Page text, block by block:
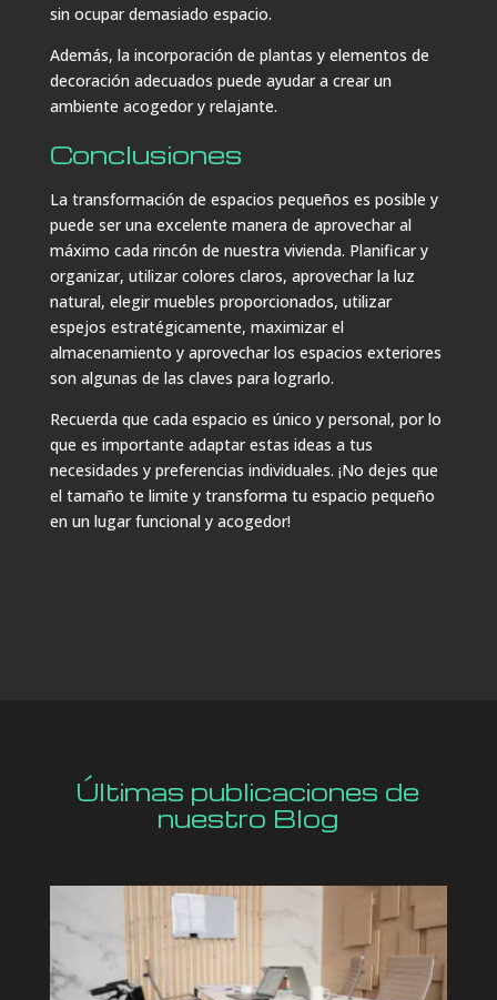
sin ocupar demasiado espacio.
Además, la incorporación de plantas y elementos de
decoración adecuados puede ayudar a crear un
ambiente acogedor y relajante.
Conclusiones
La transformación de espacios pequeños es posible y
puede ser una excelente manera de aprovechar al
máximo cada rincón de nuestra vivienda. Planificar y
organizar, utilizar colores claros, aprovechar la luz
natural, elegir muebles proporcionados, utilizar
espejos estratégicamente, maximizar el
almacenamiento y aprovechar los espacios exteriores
son algunas de las claves para lograrlo.
Recuerda que cada espacio es único y personal, por lo
que es importante adaptar estas ideas a tus
necesidades y preferencias individuales. ¡No dejes que
el tamaño te limite y transforma tu espacio pequeño
en un lugar funcional y acogedor!
Últimas publicaciones de
nuestro Blog